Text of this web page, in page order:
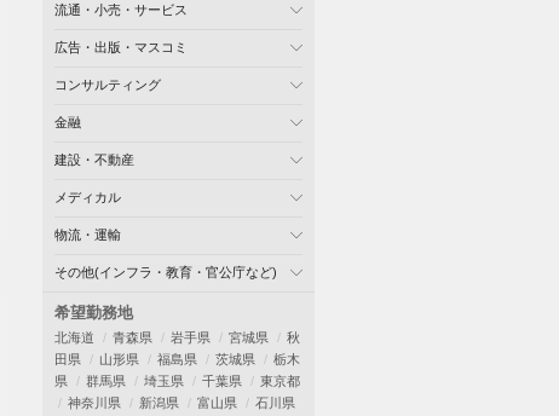
流通・小売・サービス
広告・出版・マスコミ
コンサルティング
金融
建設・不動産
メディカル
物流・運輸
その他(インフラ・教育・官公庁など)
希望勤務地
北海道 青森県 岩手県 宮城県
秋
田県
山形県 福島県 茨城県
栃木
県
群馬県 埼玉県 千葉県
東京都
神奈川県
新潟県 富山県
石川県